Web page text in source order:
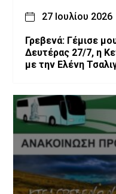
27 Ιουλίου 2026
Γρεβενά: Γέμισε
Δευτέρας 27/7, η
με την Ελένη